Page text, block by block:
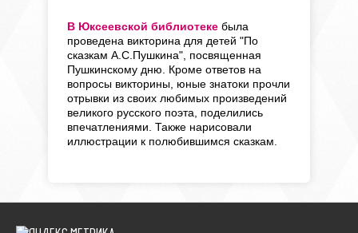
В Юксеевской библиотекебыла
проведена викторина для детей "По
сказкам А.С.Пушкина", посвященная
Пушкинскому дню. Кроме ответов на
вопросы викторины, юные знатоки прочли
отрывки из своих любимых произведений
великого русского поэта, поделились
впечатлениями. Также нарисовали
иллюстрации к полюбившимся сказкам.